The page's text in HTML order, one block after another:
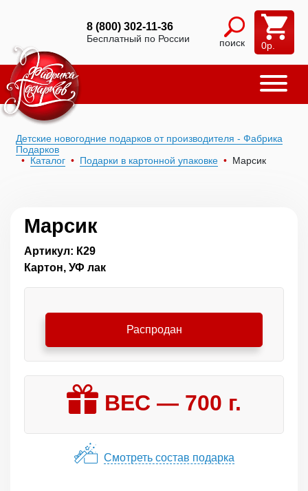
8 (800) 302-11-36
Бесплатный по России поиск 0р.
Детские новогодние подарков от производителя - Фабрика
Подарков
Каталог
Подарки в картонной упаковке Марсик
Марсик
Артикул: К29
Картон, УФ лак
Распродан
ВЕС — 700 г.
Смотреть состав подарка